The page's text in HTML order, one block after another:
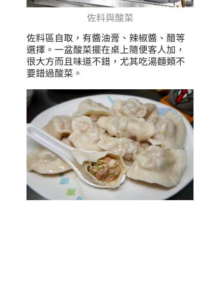
佐料與酸菜
佐料區自取，有醬油膏、辣椒醬、醋等
選擇。一盆酸菜擺在桌上隨便客人加，
很大方而且味道不錯，尤其吃湯麵類不
要錯過酸菜。